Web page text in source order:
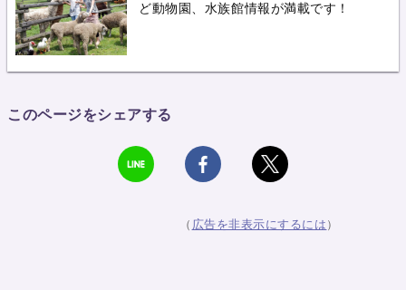
ど動物園、水族館情報が満載です！
このページをシェアする
（ 広告を非表示にするには ）